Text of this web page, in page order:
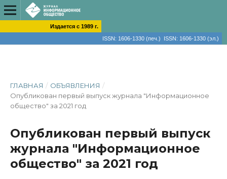
Издается с 1989 г.
ISSN: 1606-1330 (печ.) ISSN: 1606-1330 (эл.)
ГЛАВНАЯ / ОБЪЯВЛЕНИЯ /
Опубликован первый выпуск журнала "Информационное
общество" за 2021 год
Опубликован первый выпуск
журнала "Информационное
общество" за 2021 год